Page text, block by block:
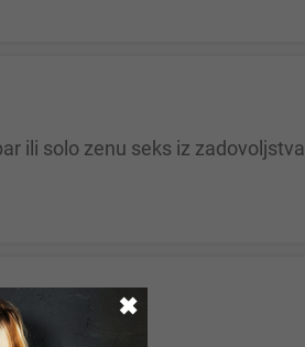
ili solo zenu seks iz zadovoljstva
✖